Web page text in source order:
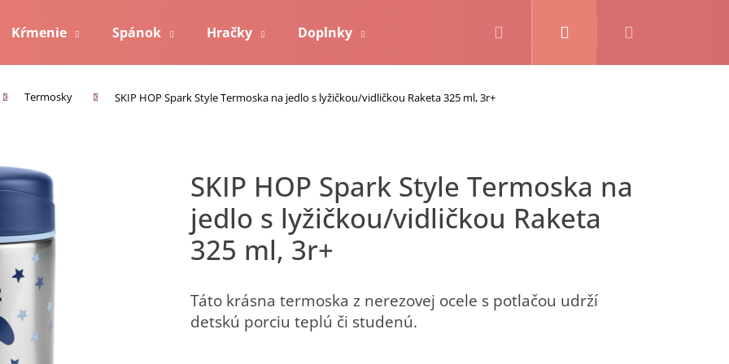
Kŕmenie Spánok Hračky Doplnky
Kontakt
Prihlásenie
Termosky SKIP HOP Spark Style Termoska na jedlo s lyžičkou/vidličkou Raketa 325 ml, 3r+
SKIP HOP Spark Style Termoska na
jedlo s lyžičkou/vidličkou Raketa
325 ml, 3r+
Táto krásna termoska z nerezovej ocele s potlačou udrží
detskú porciu teplú či studenú.
Čo potrebujete nájsť?